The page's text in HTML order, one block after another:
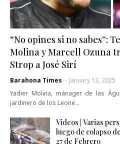
“No opines si no sabes”:
Molina y Marcell Ozuna
Strop a José Sirí
Barahona Times - January 13, 2025
Yadier Molina, mánager de las
jardinero de los Leone…
Videos | Varias
luego de colapso
27 de Febrero